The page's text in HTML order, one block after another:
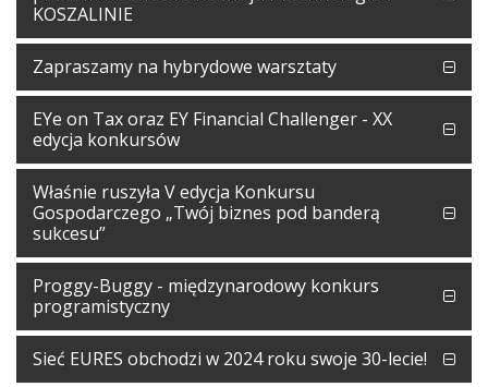
KOSZALINIE
Zapraszamy na hybrydowe warsztaty
EYe on Tax oraz EY Financial Challenger - XX
edycja konkursów
Właśnie ruszyła V edycja Konkursu
Gospodarczego „Twój biznes pod banderą
sukcesu”
Proggy-Buggy - międzynarodowy konkurs
programistyczny
Sieć EURES obchodzi w 2024 roku swoje 30-lecie!